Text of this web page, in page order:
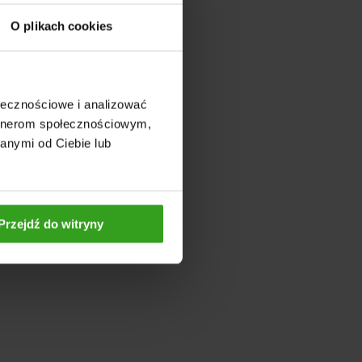
O plikach cookies
i analizować
społecznościowym,
od Ciebie lub
do witryny